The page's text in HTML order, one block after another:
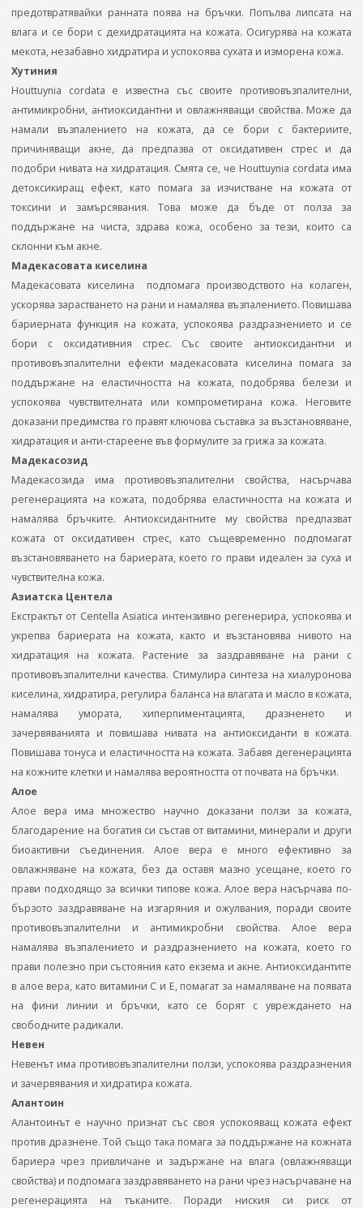
предотвратявайки ранната поява на бръчки. Попълва липсата на
влага и се бори с дехидратацията на кожата. Осигурява на кожата
мекота, незабавно хидратира и успокоява сухата и изморена кожа.
Хутиния
Houttuynia cordata e известна със своите противовъзпалителни,
антимикробни, антиоксидантни и овлажняващи свойства. Mоже да
намали възпалението на кожата, да се бори с бактериите,
причиняващи акне, да предпазва от оксидативен стрес и да
подобри нивата на хидратация. Смята се, че Houttuynia cordata има
детоксикиращ ефект, като помага за изчистване на кожата от
токсини и замърсявания. Това може да бъде от полза за
поддържане на чиста, здрава кожа, особено за тези, които са
склонни към акне.
Мадекасовата киселина
Мадекасовата киселина подпомага производството на колаген,
ускорява зарастването на рани и намалява възпалението. Повишава
бариерната функция на кожата, успокоява раздразнението и се
бори с оксидативния стрес. Със своите антиоксидантни и
противовъзпалителни ефекти мадекасовата киселина помага за
поддържане на еластичността на кожата, подобрява белези и
успокоява чувствителната или компрометирана кожа. Неговите
доказани предимства го правят ключова съставка за възстановяване,
хидратация и анти-стареене във формулите за грижа за кожата.
Мадекасозид
Мадекасозида има противовъзпалителни свойства, насърчава
регенерацията на кожата, подобрява еластичността на кожата и
намалява бръчките. Антиоксидантните му свойства предпазват
кожата от оксидативен стрес, като същевременно подпомагат
възстановяването на бариерата, което го прави идеален за суха и
чувствителна кожа.
Азиатска Центела
Екстрактът от Centella Asiatica интензивно регенерира, успокоява и
укрепва бариерата на кожата, както и възстановява нивото на
хидратация на кожата. Растение за заздравяване на рани с
противовъзпалителни качества. Стимулира синтеза на хиалуронова
киселина, хидратира, регулира баланса на влагата и масло в кожата,
намалява умората, хиперпиментацията, дразненето и
зачервяванията и повишава нивата на антиоксиданти в кожата.
Повишава тонуса и еластичността на кожата. Забавя дегенерацията
на кожните клетки и намалява вероятността от почвата на бръчки.
Алое
Алое вера има множество научно доказани ползи за кожата,
благодарение на богатия си състав от витамини, минерали и други
биоактивни съединения. Алое вера е много ефективно за
овлажняване на кожата, без да оставя мазно усещане, което го
прави подходящо за всички типове кожа. Алое вера насърчава по-
бързото заздравяване на изгаряния и ожулвания, поради своите
противовъзпалителни и антимикробни свойства. Алое вера
намалява възпалението и раздразнението на кожата, което го
прави полезно при състояния като екзема и акне. Антиоксидантите
в алое вера, като витамини C и E, помагат за намаляване на появата
на фини линии и бръчки, като се борят с увреждането на
свободните радикали.
Невен
Невенът има противовъзпалителни ползи, успокоява раздразнения
и зачервявания и хидратира кожата.
Алантоин
Алантоинът е научно признат със своя успокояващ кожата ефект
против дразнене. Той също така помага за поддържане на кожната
бариера чрез привличане и задържане на влага (овлажняващи
свойства) и подпомага заздравяването на рани чрез насърчаване на
регенерацията на тъканите. Поради ниския си риск от